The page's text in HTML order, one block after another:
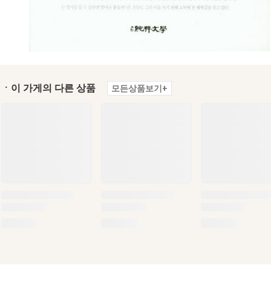
ㆍ이 가게의 다른 상품 모든상품보기+